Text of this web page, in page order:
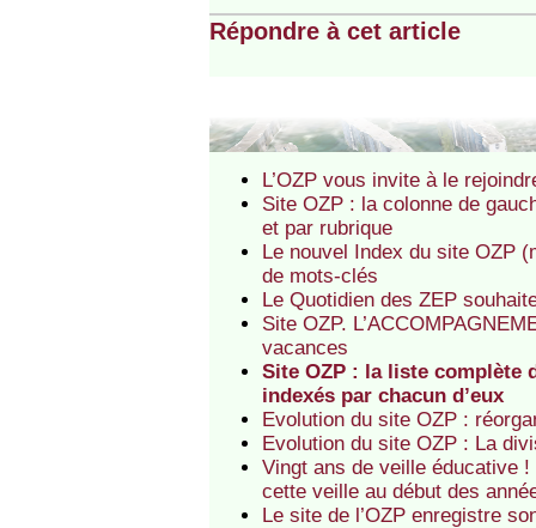
Répondre à cet article
L’OZP vous invite à le
Site OZP : la colonne de
et par rubrique
Le nouvel Index du site OZP
de mots-clés
Le Quotidien des ZEP
Site OZP.
vacances
Site OZP : la liste complète
indexés par chacun d’eux
Evolution du site OZP :
Evolution du site OZP : La
Vingt ans de veille éducative
cette veille au début des
Le site de l’OZP enregistre